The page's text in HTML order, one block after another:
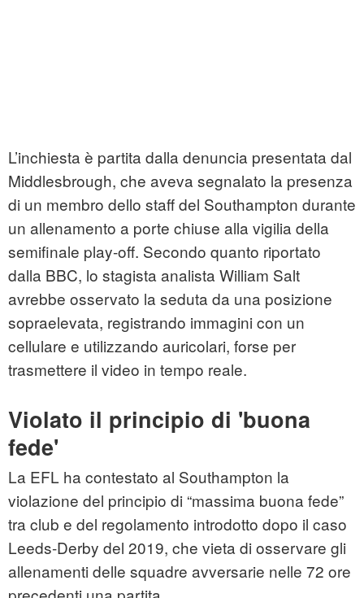
L’inchiesta è partita dalla denuncia presentata dal
Middlesbrough, che aveva segnalato la presenza
di un membro dello staff del Southampton durante
un allenamento a porte chiuse alla vigilia della
semifinale play-off. Secondo quanto riportato
dalla BBC, lo stagista analista William Salt
avrebbe osservato la seduta da una posizione
sopraelevata, registrando immagini con un
cellulare e utilizzando auricolari, forse per
trasmettere il video in tempo reale.
Violato il principio di 'buona
fede'
La EFL ha contestato al Southampton la
violazione del principio di “massima buona fede”
tra club e del regolamento introdotto dopo il caso
Leeds-Derby del 2019, che vieta di osservare gli
allenamenti delle squadre avversarie nelle 72 ore